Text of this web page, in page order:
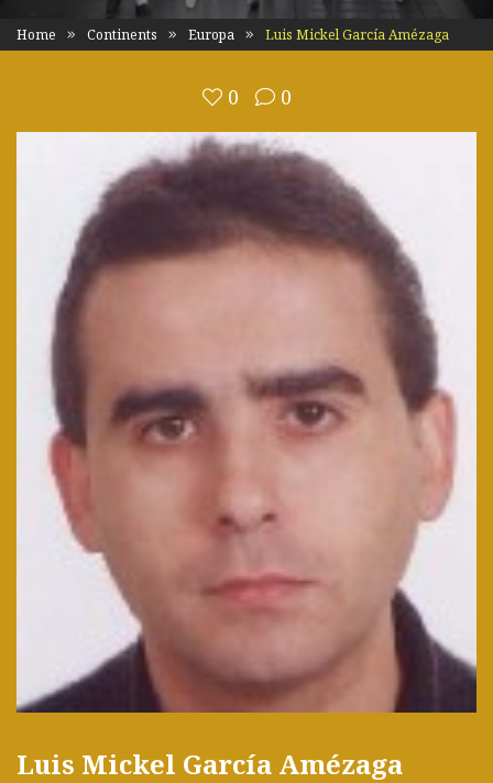
Home Continents Europa Luis Mickel García Amézaga
0 0
Luis Mickel García Amézaga